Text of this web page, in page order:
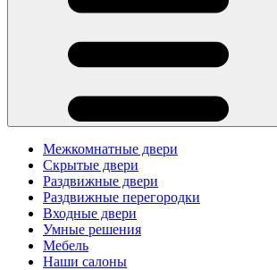
Межкомнатные двери
Скрытые двери
Раздвижные двери
Раздвижные перегородки
Входные двери
Умные решения
Мебель
Наши салоны